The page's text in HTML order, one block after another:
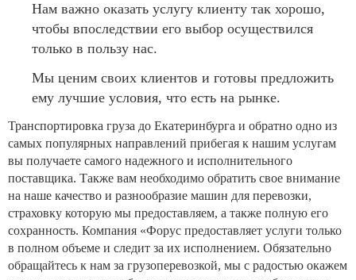
Нам важно оказать услугу клиенту так хорошо,
чтобы впоследствии его выбор осуществился
только в пользу нас.
Мы ценим своих клиентов и готовы предложить
ему лучшие условия, что есть на рынке.
Транспортировка груза до Екатеринбурга и обратно одно из
самых популярных направлений прибегая к нашим услугам
вы получаете самого надежного и исполнительного
поставщика. Также вам необходимо обратить свое внимание
на наше качество и разнообразие машин для перевозки,
страховку которую мы предоставляем, а также полную его
сохранность. Компания «Форус предоставляет услуги только
в полном объеме и следит за их исполнением. Обязательно
обращайтесь к нам за грузоперевозкой, мы с радостью окажем